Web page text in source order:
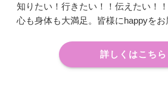
知りたい！行きたい！！伝えたい！！
心も身体も大満足。皆様にhappyをお
詳しくはこちら